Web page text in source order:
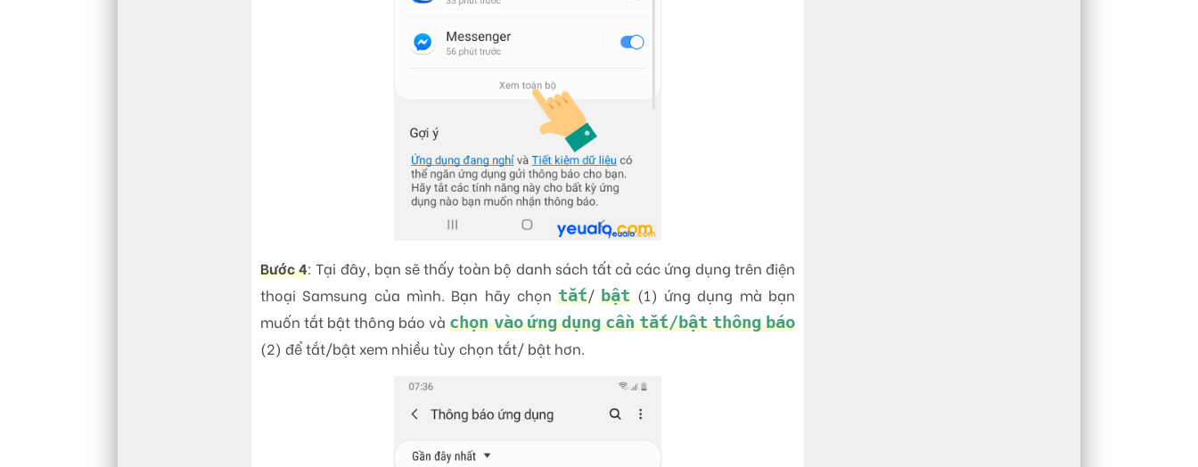
Bước 4: Tại đây, bạn sẽ thấy toàn bộ danh sách tất cả các ứng dụng trên điện
thoại Samsung của mình. Bạn hãy chọntắt/bật (1) ứng dụng mà bạn
muốn tắt bật thông báo vàchọn vào ứng dụng cần tắt/bật thông báo
(2) để tắt/bật xem nhiều tùy chọn tắt/ bật hơn.